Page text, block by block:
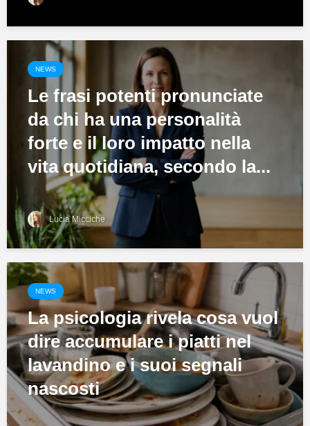
NEWS
Le frasi potenti pronunciate
da chi ha una personalità
forte e il loro impatto nella
vita quotidiana, secondo la...
Lucia Micciche
NEWS
La psicologia rivela cosa vuol
dire accumulare i piatti nel
lavandino e i suoi segnali
nascosti